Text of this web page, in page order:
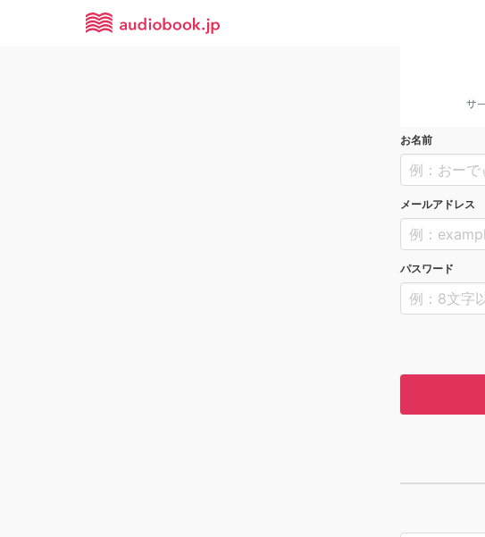
お名前
メールアドレス
パスワード